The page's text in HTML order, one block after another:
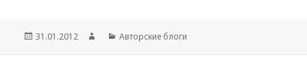
Опубликовано
31.01.2012 АвторРубрики
Авторские блоги